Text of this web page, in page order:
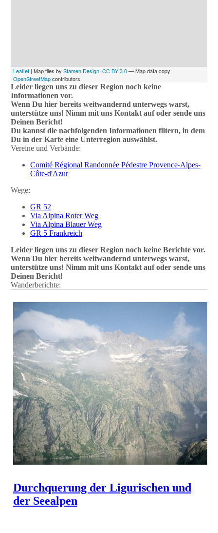
Leaflet| Map tiles by Stamen Design, CC BY 3.0— Map data copy;
OpenStreetMapcontributors
Leider liegen uns zu dieser Region noch keine
Informationen vor.
Wenn Du hier bereits weitwandernd unterwegs warst,
unterstütze uns! Nimm mit uns Kontakt auf oder sende uns
Deinen Bericht!
Du kannst die nachfolgenden Informationen filtern, in dem
Du in der Karte eine Unterregion auswählst.
Vereine und Verbände:
Comité Régional Randonnée Pédestre Provence-Alpes-
Côte-d'Azur
Wege:
GR 52
Via Alpina Roter Weg
Via Alpina Blauer Weg
GR 5 Frankreich
Leider liegen uns zu dieser Region noch keine Berichte vor.
Wenn Du hier bereits weitwandernd unterwegs warst,
unterstütze uns! Nimm mit uns Kontakt auf oder sende uns
Deinen Bericht!
Wanderberichte:
Durchquerung der Ligurischen und
der Seealpen